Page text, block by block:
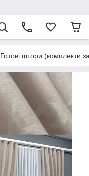
Готові штори (комплекти